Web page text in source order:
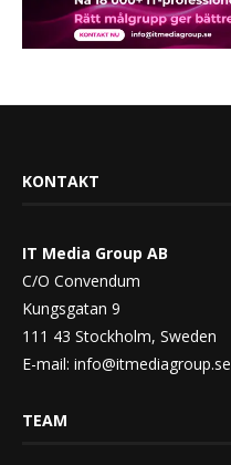
KONTAKT
IT Media Group AB
C/O Convendum
Kungsgatan 9
111 43 Stockholm, Sweden
E-mail: info@itmediagroup.se
TEAM